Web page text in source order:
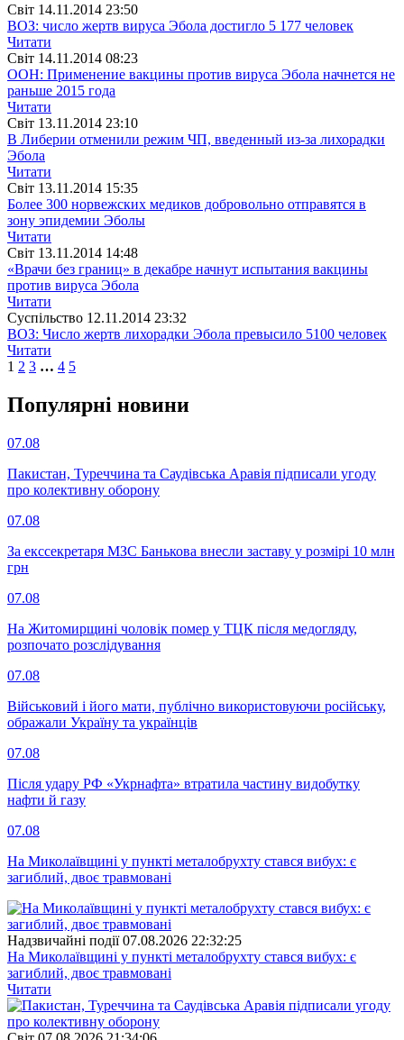
Свiт 14.11.2014 23:50
ВОЗ: число жертв вируса Эбола достигло 5 177 человек
Читати
Свiт 14.11.2014 08:23
ООН: Применение вакцины против вируса Эбола начнется не
раньше 2015 года
Читати
Свiт 13.11.2014 23:10
В Либерии отменили режим ЧП, введенный из-за лихорадки
Эбола
Читати
Свiт 13.11.2014 15:35
Более 300 норвежских медиков добровольно отправятся в
зону эпидемии Эболы
Читати
Свiт 13.11.2014 14:48
«Врачи без границ» в декабре начнут испытания вакцины
против вируса Эбола
Читати
Суспiльство 12.11.2014 23:32
ВОЗ: Число жертв лихорадки Эбола превысило 5100 человек
Читати
1 2 3 … 4 5
Популярнi новини
07.08
Пакистан, Туреччина та Саудівська Аравія підписали угоду
про колективну оборону
07.08
За екссекретаря МЗС Банькова внесли заставу у розмірі 10 млн
грн
07.08
На Житомирщині чоловік помер у ТЦК після медогляду,
розпочато розслідування
07.08
Військовий і його мати, публічно використовуючи російську,
ображали Україну та українців
07.08
Після удару РФ «Укрнафта» втратила частину видобутку
нафти й газу
07.08
На Миколаївщині у пункті металобрухту стався вибух: є
загиблий, двоє травмовані
Надзвичайні події 07.08.2026 22:32:25
На Миколаївщині у пункті металобрухту стався вибух: є
загиблий, двоє травмовані
Читати